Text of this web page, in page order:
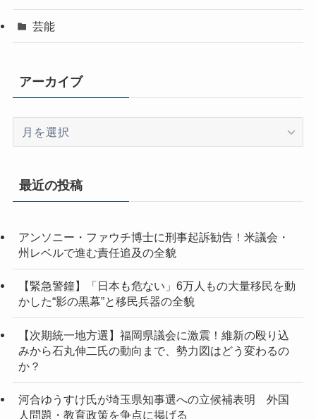
芸能
アーカイブ
イ
最近の投稿
アンソニー・ファウチ博士に刑事起訴勧告！米議会・
州レベルで進む責任追及の全貌
【緊急警鐘】「日本も危ない」6万人もの大量移民を動
かした“影の黒幕”と移民兵器の全貌
【次期統一地方選】福岡県議会に激震！維新の殴り込
みから石丸伸二氏の動向まで、勢力図はどう変わるの
か？
河合ゆうすけ氏が埼玉県知事選への立候補表明 外国
人問題・教育政策を争点に掲げる